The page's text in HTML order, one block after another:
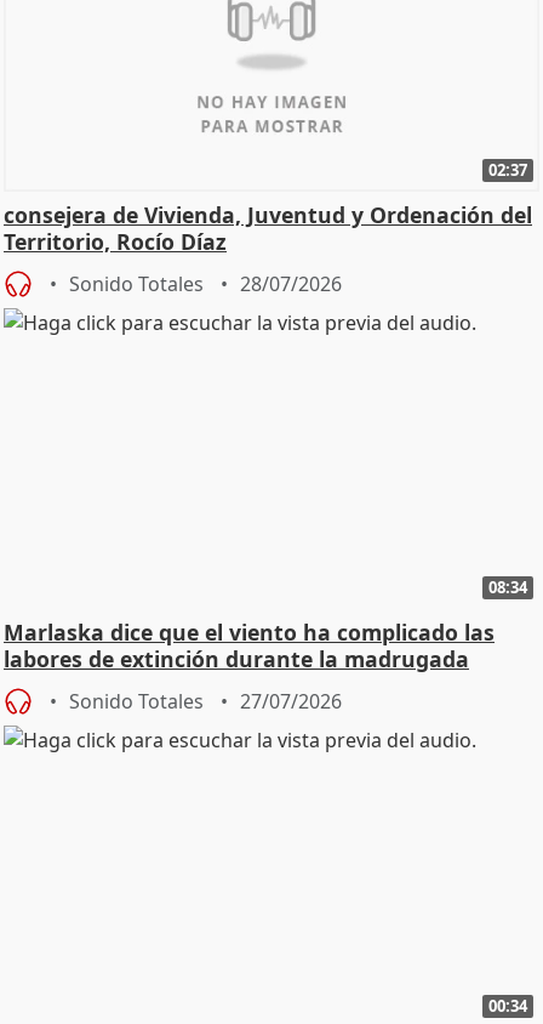
02:37
consejera de Vivienda, Juventud y Ordenación del
Territorio, Rocío Díaz
Sonido Totales 28/07/2026
08:34
Marlaska dice que el viento ha complicado las
labores de extinción durante la madrugada
Sonido Totales 27/07/2026
00:34